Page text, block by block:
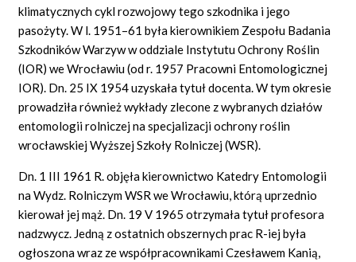
klimatycznych cykl rozwojowy tego szkodnika i jego
pasożyty. W l. 1951–61 była kierownikiem Zespołu Badania
Szkodników Warzyw w oddziale Instytutu Ochrony Roślin
(IOR) we Wrocławiu (od r. 1957 Pracowni Entomologicznej
IOR). Dn. 25 IX 1954 uzyskała tytuł docenta. W tym okresie
prowadziła również wykłady zlecone z wybranych działów
entomologii rolniczej na specjalizacji ochrony roślin
wrocławskiej Wyższej Szkoły Rolniczej (WSR).
Dn. 1 III 1961 R. objęła kierownictwo Katedry Entomologii
na Wydz. Rolniczym WSR we Wrocławiu, którą uprzednio
kierował jej mąż. Dn. 19 V 1965 otrzymała tytuł profesora
nadzwycz. Jedną z ostatnich obszernych prac R-iej była
ogłoszona wraz ze współpracownikami Czesławem Kanią,